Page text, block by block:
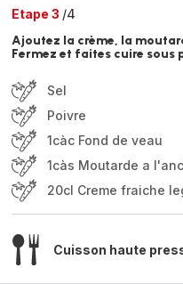
Etape 3 /4
Ajoutez la crème, la
Fermez et faites cuire sous
Sel
Poivre
1càc Fond de veau
1càs Moutarde a
20cl Creme fraiche
Cuisson haute